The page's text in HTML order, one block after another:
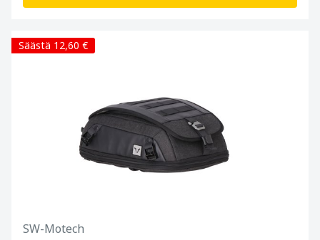
Säästä 12,60 €
SW-Motech